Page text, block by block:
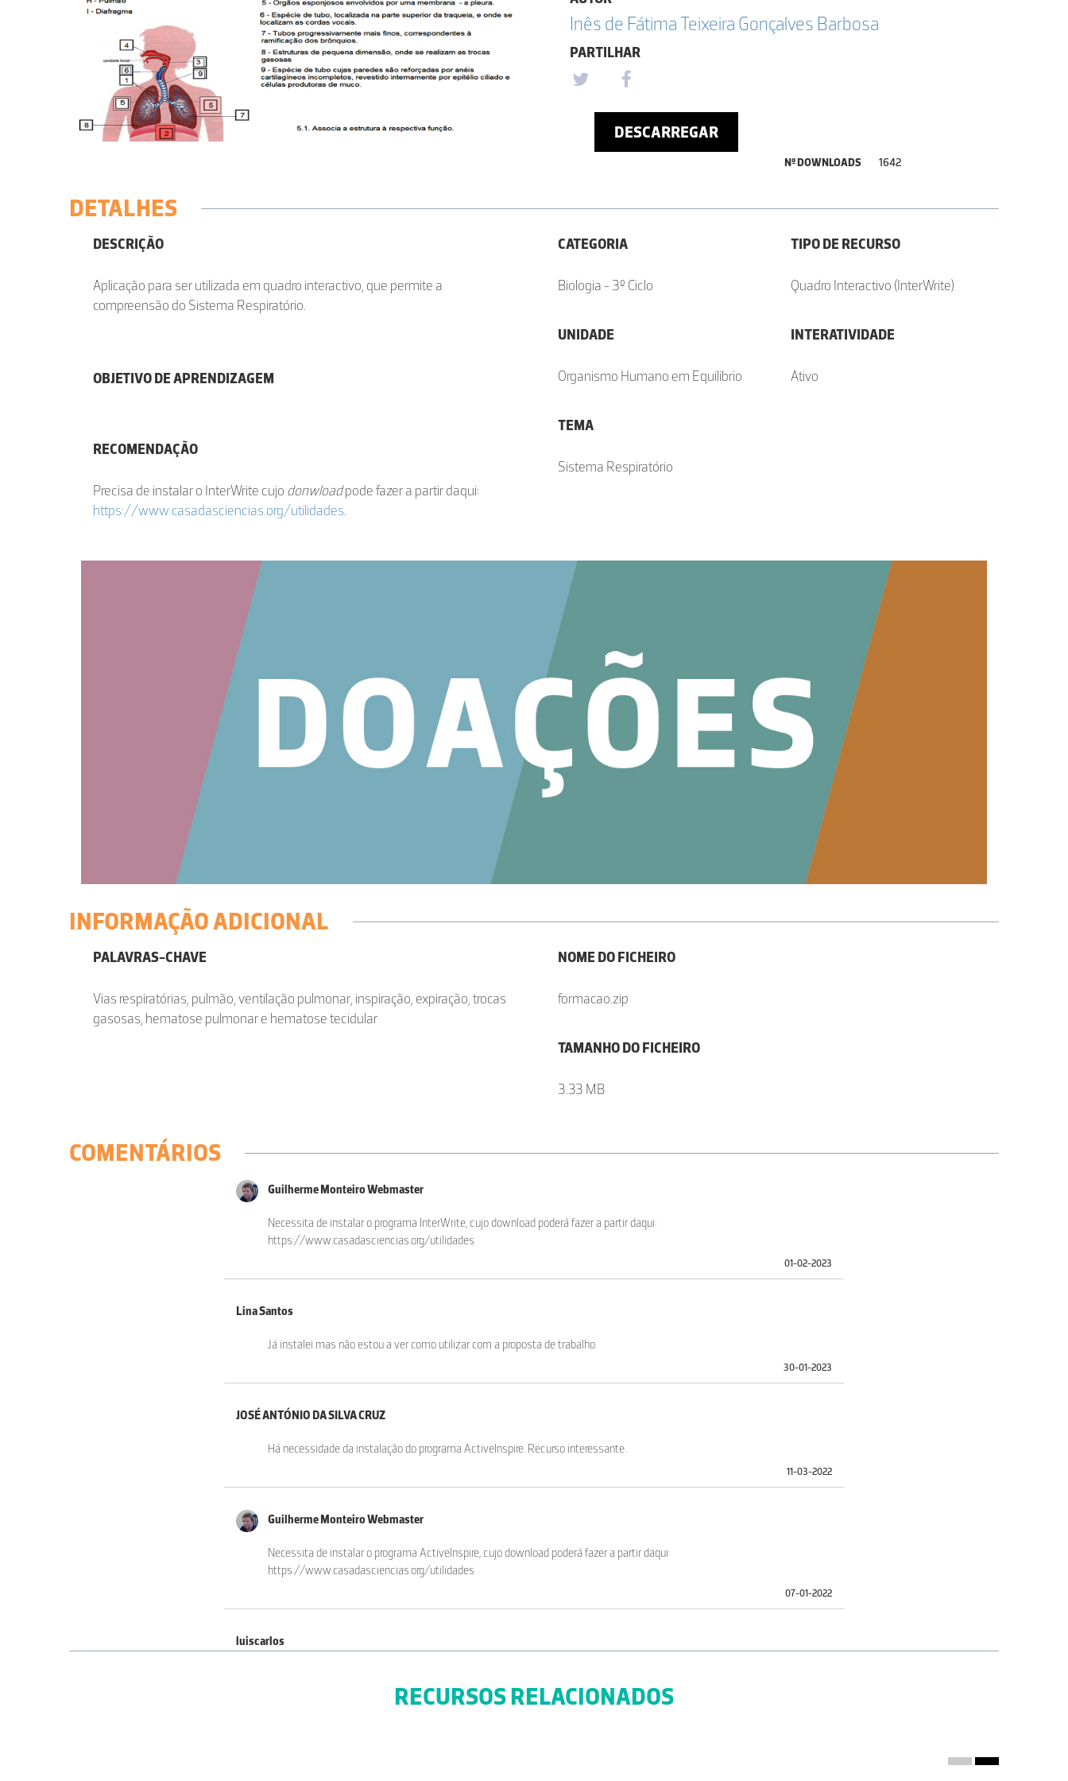
Inês de Fátima Teixeira Gonçalves Barbosa
PARTILHAR
DESCARREGAR
Nº DOWNLOADS 1642
DETALHES
DESCRIÇÃO
Aplicação para ser utilizada em quadro interactivo, que permite a
compreensão do Sistema Respiratório.
OBJETIVO DE APRENDIZAGEM
RECOMENDAÇÃO
Precisa de instalar o InterWrite cujo donwloadpode fazer a partir daqui:
https://www.casadasciencias.org/utilidades.
CATEGORIA
Biologia - 3º Ciclo
UNIDADE
Organismo Humano em Equilibrio
TEMA
Sistema Respiratório
TIPO DE RECURSO
Quadro Interactivo (InterWrite)
INTERATIVIDADE
Ativo
INFORMAÇÃO ADICIONAL
PALAVRAS-CHAVE
Vias respiratórias, pulmão, ventilação pulmonar, inspiração, expiração, trocas
gasosas, hematose pulmonar e hematose tecidular
NOME DO FICHEIRO
formacao.zip
TAMANHO DO FICHEIRO
3.33 MB
COMENTÁRIOS
Guilherme Monteiro Webmaster
Necessita de instalar o programa InterWrite, cujo download poderá fazer a partir daqui:
https://www.casadasciencias.org/utilidades
01-02-2023
Lina Santos
Já instalei mas não estou a ver como utilizar com a proposta de trabalho.
30-01-2023
JOSÉ ANTÓNIO DA SILVA CRUZ
Há necessidade da instalação do programa ActiveInspire. Recurso interessante.
11-03-2022
Guilherme Monteiro Webmaster
Necessita de instalar o programa ActiveInspire, cujo download poderá fazer a partir daqui:
https://www.casadasciencias.org/utilidades
07-01-2022
luiscarlos
RECURSOS RELACIONADOS